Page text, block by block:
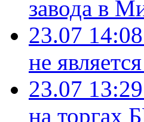
завода в
23.07 14:08
не
23.07 13:29
на торгах